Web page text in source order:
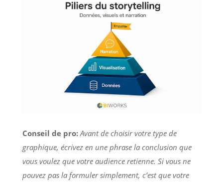
Conseil de pro: Avant de choisir votre type de
graphique, écrivez en une phrase la conclusion que
vous voulez que votre audience retienne. Si vous ne
pouvez pas la formuler simplement, c’est que votre